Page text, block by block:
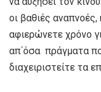
οι βαθιές
αφιερώνετε χρόνο
απ΄όσα πράγματα
διαχειριστείτε τα